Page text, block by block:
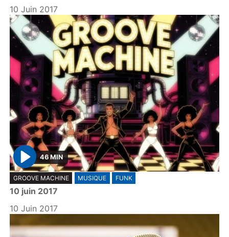
y
10 Juin 2017
P
l
a
y
46 MIN
GROOVE MACHINE MUSIQUE FUNK
10 juin 2017
10 Juin 2017